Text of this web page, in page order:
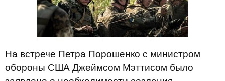
На встрече Петра Порошенко с министром
обороны США Джеймсом Мэттисом было